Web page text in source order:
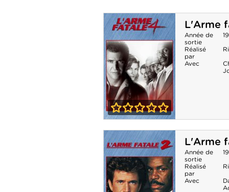
L'Arme
L'Arme fatale 4
Année de
sortie
Réalisé
par
Avec
L'Arme
Année de
sortie
Réalisé
par
Avec